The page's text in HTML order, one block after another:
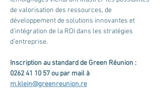
de valorisation des ressources, de
développement de solutions innovantes et
d’intégration de la RDI dans les stratégies
d’entreprise.
Inscription au standard de Green Réunion :
0262 41 10 57 ou par mail à
m.klein@greenreunion.re